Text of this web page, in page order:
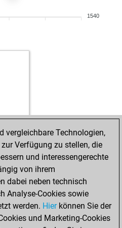
1540
vergleichbare Technologien,
Verfügung zu stellen, die
und interessengerechte
von ihrem
dabei neben technisch
Analyse-Cookies sowie
werden. Hierkönnen Sie der
und Marketing-Cookies